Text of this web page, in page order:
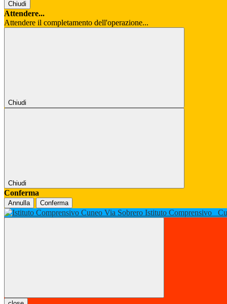
Chiudi
Attendere...
Attendere il completamento dell'operazione...
Chiudi
Chiudi
Conferma
Annulla Conferma
Istituto Comprensivo